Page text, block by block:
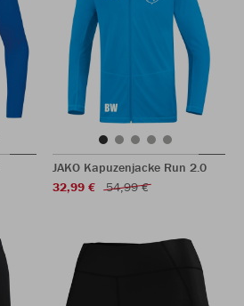
JAKO Kapuzenjacke Run 2.0
32,99 €
54,99 €